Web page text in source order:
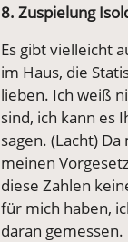
8. Zuspielung
Es gibt vielleicht
im Haus, die
lieben. Ich weiß
sind, ich kann es
sagen. (Lacht) Da
meinen
diese Zahlen
für mich haben,
daran gemessen.